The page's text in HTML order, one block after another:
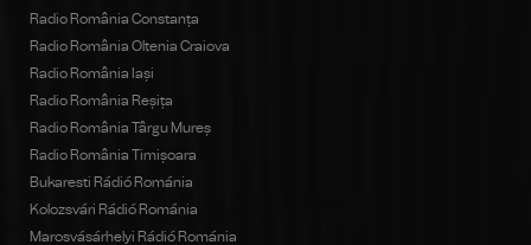
Radio România Constanța
Radio România Oltenia Craiova
Radio România Iași
Radio România Reșița
Radio România Târgu Mureș
Radio România Timișoara
Bukaresti Rádió Románia
Kolozsvári Rádió Románia
Marosvásárhelyi Rádió Románia